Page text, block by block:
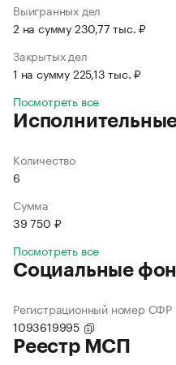
Выигранных дел
2 на сумму 230,77 тыс. ₽
Закрытых дел
1 на сумму 225,13 тыс. ₽
Посмотреть все
Количество
6
Сумма
39 750 ₽
Посмотреть все
Социальные
Регистрационный номер СФР
1093619995
Реестр МСП